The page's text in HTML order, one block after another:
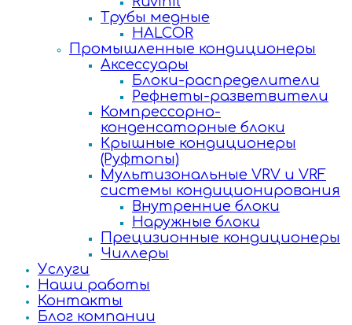
Трубы медные
HALCOR
Промышленные кондиционеры
Аксессуары
Блоки-распределители
Рефнеты-разветвители
Компрессорно-
конденсаторные блоки
Крышные кондиционеры
(Руфтопы)
Мультизональные VRV и VRF
системы кондиционирования
Внутренние блоки
Наружные блоки
Прецизионные кондиционеры
Чиллеры
Услуги
Наши работы
Контакты
Блог компании